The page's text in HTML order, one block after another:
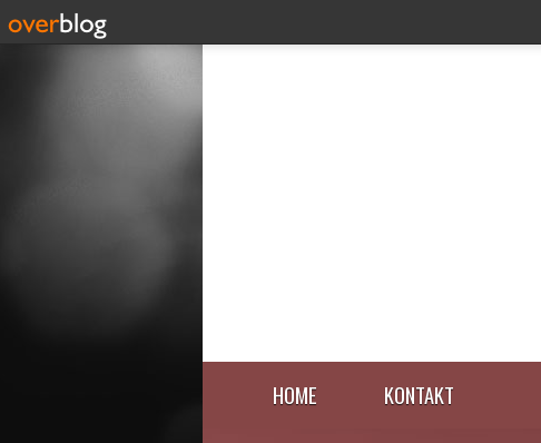
HOME KONTAKT